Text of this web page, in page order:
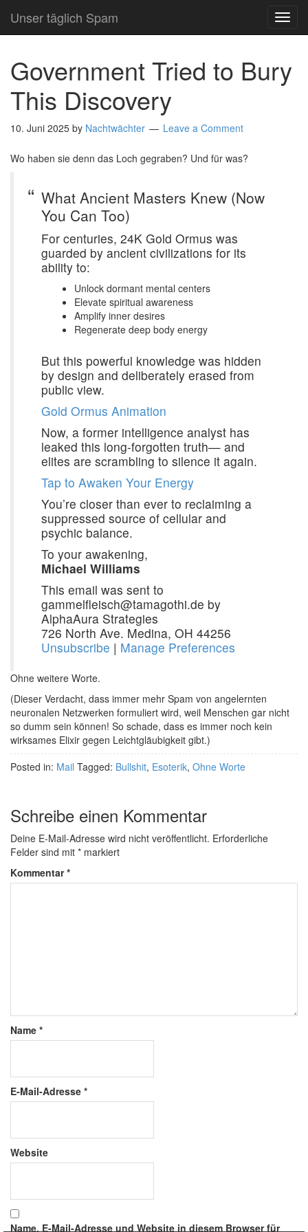
Unser täglich Spam
Government Tried to Bury
This Discovery
10. Juni 2025 by Nachtwächter Leave a Comment
Wo haben sie denn das Loch gegraben? Und für was?
What Ancient Masters Knew (Now
You Can Too)
For centuries, 24K Gold Ormus was
guarded by ancient civilizations for its
ability to:
Unlock dormant mental centers
Elevate spiritual awareness
Amplify inner desires
Regenerate deep body energy
But this powerful knowledge was hidden
by design and deliberately erased from
public view.
Gold Ormus Animation
Now, a former intelligence analyst has
leaked this long-forgotten truth— and
elites are scrambling to silence it again.
Tap to Awaken Your Energy
You’re closer than ever to reclaiming a
suppressed source of cellular and
psychic balance.
To your awakening,
Michael Williams
This email was sent to
gammelfleisch@tamagothi.de by
AlphaAura Strategies
726 North Ave. Medina, OH 44256
Unsubscribe | Manage Preferences
Ohne weitere Worte.
(Dieser Verdacht, dass immer mehr Spam von angelernten
neuronalen Netzwerken formuliert wird, weil Menschen gar nicht
so dumm sein können! So schade, dass es immer noch kein
wirksames Elixir gegen Leichtgläubigkeit gibt.)
Posted in: Mail Tagged: Bullshit, Esoterik, Ohne Worte
Schreibe einen Kommentar
Deine E-Mail-Adresse wird nicht veröffentlicht. Erforderliche
Felder sind mit * markiert
Kommentar*
Name *
E-Mail-Adresse *
Website
Name, E-Mail-Adresse und Website in diesem Browser für